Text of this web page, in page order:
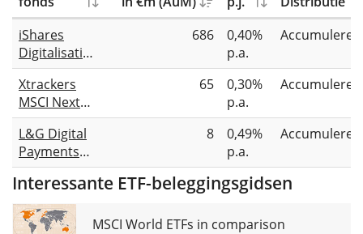
iShares
Digitalisation
UCITS ETF
686
0,40%
p.a.
Xtrackers
MSCI Next
Generation
Internet
Innovation
UCITS ETF 1C
65
0,30%
p.a.
L&G Digital
Payments
UCITS ETF
8
0,49%
p.a.
Interessante ETF-beleggingsgidsen
MSCI World ETFs in comparison